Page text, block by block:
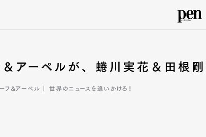
＆アーペルが、 蜷川実花＆田根
フ&アーペル 世界のニュースを追いかけろ！